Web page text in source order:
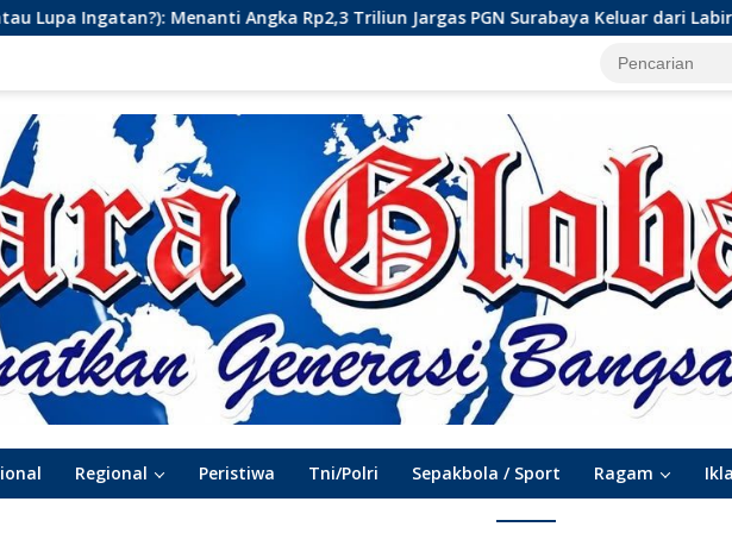
Angka Rp2,3 Triliun Jargas PGN Surabaya Keluar dari Labirin Penyelidikan
Regional Peristiwa Tni/Polri Sepakbola / Sport Ragam